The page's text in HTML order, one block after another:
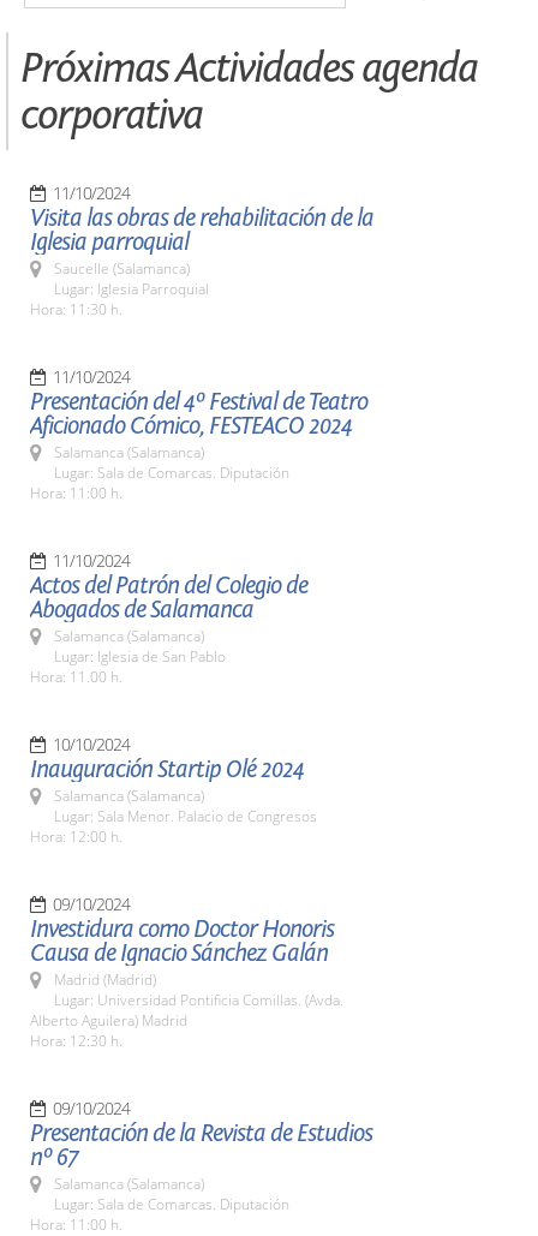
Próximas Actividades agenda
corporativa
11/10/2024
Visita las obras de rehabilitación de la
Iglesia parroquial
Saucelle (Salamanca)
Lugar: Iglesia Parroquial
Hora: 11:30 h.
11/10/2024
Presentación del 4º Festival de Teatro
Aficionado Cómico, FESTEACO 2024
Salamanca (Salamanca)
Lugar: Sala de Comarcas. Diputación
Hora: 11:00 h.
11/10/2024
Actos del Patrón del Colegio de
Abogados de Salamanca
Salamanca (Salamanca)
Lugar: Iglesia de San Pablo
Hora: 11.00 h.
10/10/2024
Inauguración Startip Olé 2024
Salamanca (Salamanca)
Lugar: Sala Menor. Palacio de Congresos
Hora: 12:00 h.
09/10/2024
Investidura como Doctor Honoris
Causa de Ignacio Sánchez Galán
Madrid (Madrid)
Lugar: Universidad Pontificia Comillas. (Avda.
Alberto Aguilera) Madrid
Hora: 12:30 h.
09/10/2024
Presentación de la Revista de Estudios
nº 67
Salamanca (Salamanca)
Lugar: Sala de Comarcas. Diputación
Hora: 11:00 h.